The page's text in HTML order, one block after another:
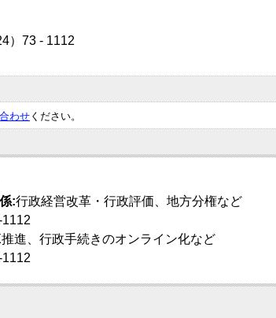
73 - 1112
わせください。
:行政経営改革・行政評価、地方分権など
推進、行政手続きのオンライン化など